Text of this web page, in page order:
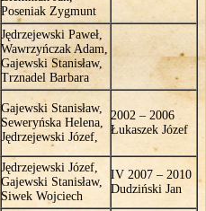
Poseniak Zygmunt
Jędrzejewski Paweł,
Wawrzyńczak Adam,
Gajewski Stanisław,
Trznadel Barbara
Gajewski Stanisław,
Seweryńska Helena,
Jędrzejewski Józef,
2002 – 2006
Łukaszek Józef
Jędrzejewski Józef,
Gajewski Stanisław,
Siwek Wojciech
IV 2007 – 2010
Dudziński Jan